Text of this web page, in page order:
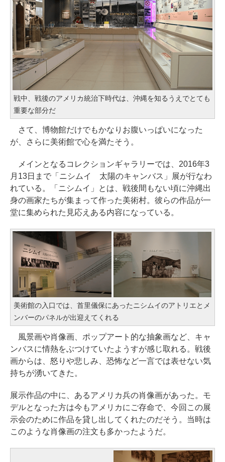
戦中、戦後のアメリカ統治下時代は、沖縄を知るうえでとても
重要な部分だ
さて、博物館だけでもかなりお腹いっぱいになった
が、さらに美術館で心を満たそう。
メインとなるコレクションギャラリーでは、2016年3
月13日まで「ニシムイ 太陽のキャンバス」展が行なわ
れている。「ニシムイ」とは、戦後間もない頃に沖縄出
身の画家たちが集まって作った美術村。彼らの作品が一
堂に集められた見応えある内容になっている。
美術館の入口では、首里儀保にあったニシムイのアトリエとメ
ンバーのパネルが出迎えてくれる
風景画や肖像画、ポップアート的な抽象画など、キャ
ンバスに情熱をぶつけていたようすが感じ取れる。戦後
画からは、怒りや悲しみ、恐怖など一言では表せない気
持ちが湧いてきた。
展示作品の中に、あるアメリカ兵の肖像画があった。モ
デルとなった方は今もアメリカにご存命で、今回この展
示会のために作品を貸し出してくれたのだそう。当時は
このような肖像画の注文も多かったようだ。